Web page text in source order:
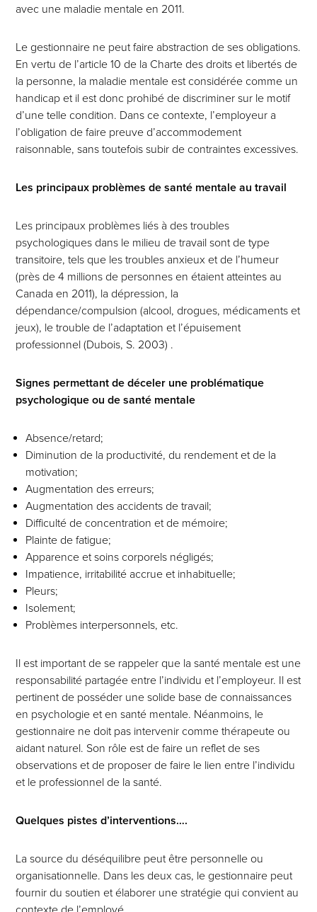
avec une maladie mentale en 2011.
Le gestionnaire ne peut faire abstraction de ses obligations.
En vertu de l’article 10 de la Charte des droits et libertés de
la personne, la maladie mentale est considérée comme un
handicap et il est donc prohibé de discriminer sur le motif
d’une telle condition. Dans ce contexte, l’employeur a
l’obligation de faire preuve d’accommodement
raisonnable, sans toutefois subir de contraintes excessives.
Les principaux problèmes de santé mentale au travail
Les principaux problèmes liés à des troubles
psychologiques dans le milieu de travail sont de type
transitoire, tels que les troubles anxieux et de l’humeur
(près de 4 millions de personnes en étaient atteintes au
Canada en 2011), la dépression, la
dépendance/compulsion (alcool, drogues, médicaments et
jeux), le trouble de l’adaptation et l’épuisement
professionnel (Dubois, S. 2003) .
Signes permettant de déceler une problématique
psychologique ou de santé mentale
Absence/retard;
Diminution de la productivité, du rendement et de la
motivation;
Augmentation des erreurs;
Augmentation des accidents de travail;
Difficulté de concentration et de mémoire;
Plainte de fatigue;
Apparence et soins corporels négligés;
Impatience, irritabilité accrue et inhabituelle;
Pleurs;
Isolement;
Problèmes interpersonnels, etc.
Il est important de se rappeler que la santé mentale est une
responsabilité partagée entre l’individu et l’employeur. Il est
pertinent de posséder une solide base de connaissances
en psychologie et en santé mentale. Néanmoins, le
gestionnaire ne doit pas intervenir comme thérapeute ou
aidant naturel. Son rôle est de faire un reflet de ses
observations et de proposer de faire le lien entre l’individu
et le professionnel de la santé.
Quelques pistes d’interventions….
La source du déséquilibre peut être personnelle ou
organisationnelle. Dans les deux cas, le gestionnaire peut
fournir du soutien et élaborer une stratégie qui convient au